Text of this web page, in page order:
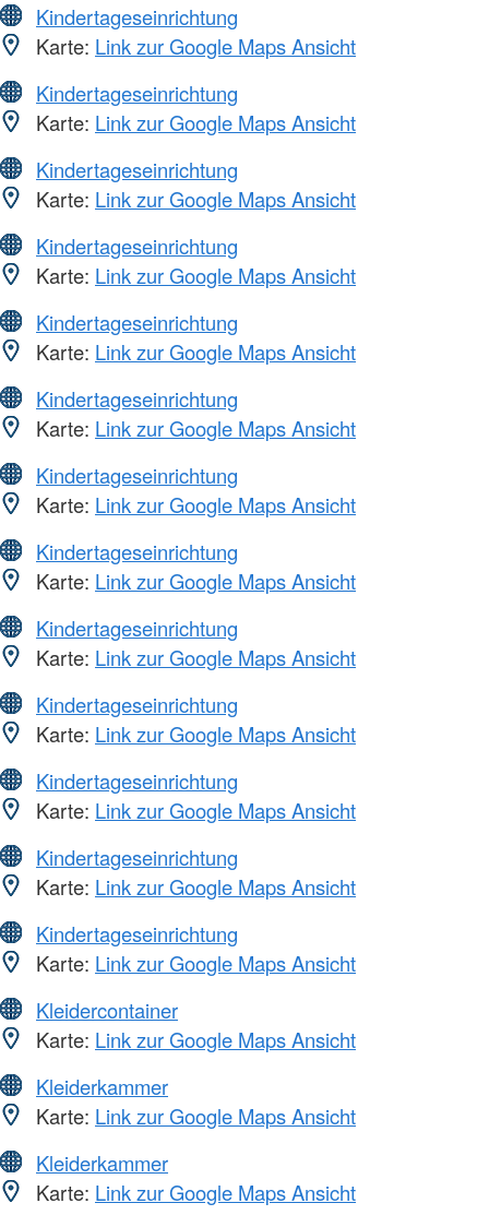
Kindertageseinrichtung
Karte: Link zur Google Maps Ansicht
Kindertageseinrichtung
Karte: Link zur Google Maps Ansicht
Kindertageseinrichtung
Karte: Link zur Google Maps Ansicht
Kindertageseinrichtung
Karte: Link zur Google Maps Ansicht
Kindertageseinrichtung
Karte: Link zur Google Maps Ansicht
Kindertageseinrichtung
Karte: Link zur Google Maps Ansicht
Kindertageseinrichtung
Karte: Link zur Google Maps Ansicht
Kindertageseinrichtung
Karte: Link zur Google Maps Ansicht
Kindertageseinrichtung
Karte: Link zur Google Maps Ansicht
Kindertageseinrichtung
Karte: Link zur Google Maps Ansicht
Kindertageseinrichtung
Karte: Link zur Google Maps Ansicht
Kindertageseinrichtung
Karte: Link zur Google Maps Ansicht
Kindertageseinrichtung
Karte: Link zur Google Maps Ansicht
Kleidercontainer
Karte: Link zur Google Maps Ansicht
Kleiderkammer
Karte: Link zur Google Maps Ansicht
Kleiderkammer
Karte: Link zur Google Maps Ansicht